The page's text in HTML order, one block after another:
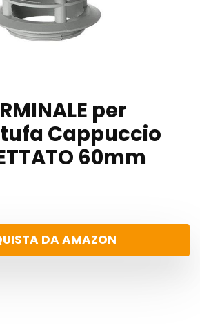
per
Cappuccio
60mm
DA AMAZON